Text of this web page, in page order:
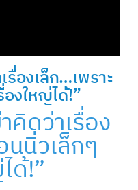
รื่องเล็ก…เพราะ
องใหญ่ได้!”
ดว่าเรื่อง
นนิ่วเล็กๆ
ด้!”